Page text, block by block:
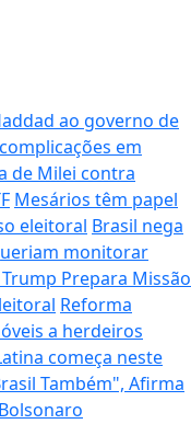
ao governo de
em
de Milei contra
Mesários têm papel
eleitoral Brasil nega
monitorar
Prepara Missão
Reforma
a herdeiros
começa neste
Também", Afirma